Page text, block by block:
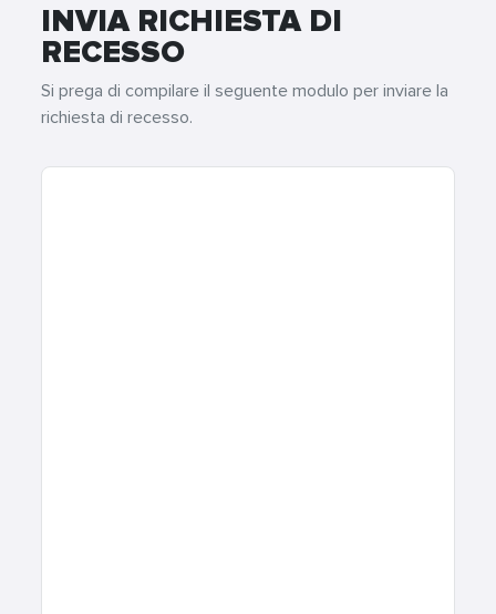
INVIA RICHIESTA DI
RECESSO
Si prega di compilare il seguente modulo per inviare la
richiesta di recesso.